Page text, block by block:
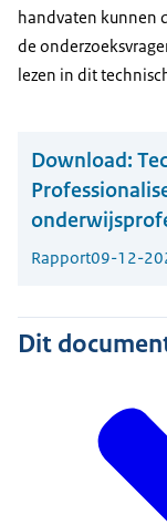
handvaten kunnen
de
lezen in dit
Download:
Rapport09-12-
Dit